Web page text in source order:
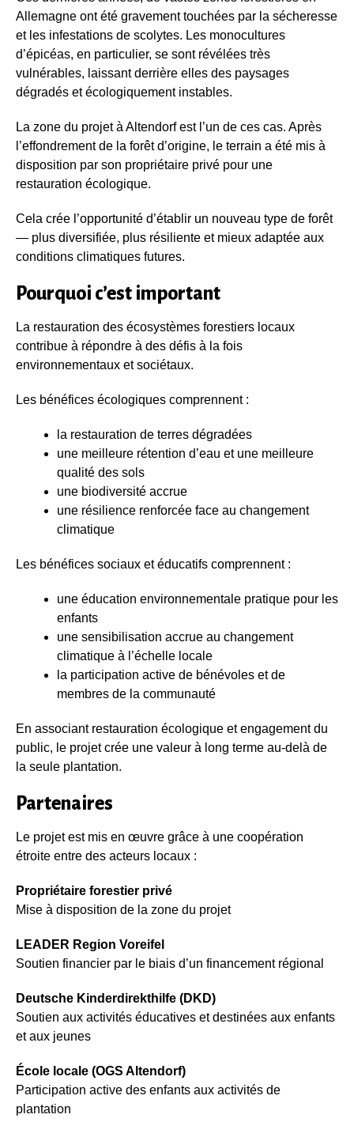
Allemagne ont été gravement touchées par la sécheresse
et les infestations de scolytes. Les monocultures
d’épicéas, en particulier, se sont révélées très
vulnérables, laissant derrière elles des paysages
dégradés et écologiquement instables.
La zone du projet à Altendorf est l’un de ces cas. Après
l’effondrement de la forêt d’origine, le terrain a été mis à
disposition par son propriétaire privé pour une
restauration écologique.
Cela crée l’opportunité d’établir un nouveau type de forêt
— plus diversifiée, plus résiliente et mieux adaptée aux
conditions climatiques futures.
Pourquoi c’est important
La restauration des écosystèmes forestiers locaux
contribue à répondre à des défis à la fois
environnementaux et sociétaux.
Les bénéfices écologiques comprennent :
la restauration de terres dégradées
une meilleure rétention d’eau et une meilleure
qualité des sols
une biodiversité accrue
une résilience renforcée face au changement
climatique
Les bénéfices sociaux et éducatifs comprennent :
une éducation environnementale pratique pour les
enfants
une sensibilisation accrue au changement
climatique à l’échelle locale
la participation active de bénévoles et de
membres de la communauté
En associant restauration écologique et engagement du
public, le projet crée une valeur à long terme au-delà de
la seule plantation.
Partenaires
Le projet est mis en œuvre grâce à une coopération
étroite entre des acteurs locaux :
Propriétaire forestier privé
Mise à disposition de la zone du projet
LEADER Region Voreifel
Soutien financier par le biais d’un financement régional
Deutsche Kinderdirekthilfe (DKD)
Soutien aux activités éducatives et destinées aux enfants
et aux jeunes
École locale (OGS Altendorf)
Participation active des enfants aux activités de
plantation